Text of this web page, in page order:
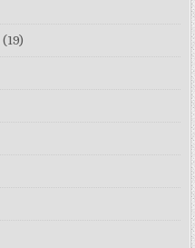
(19)